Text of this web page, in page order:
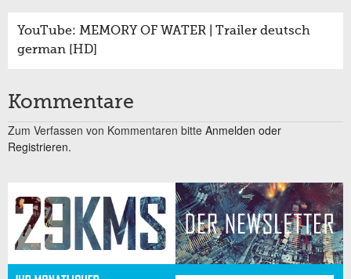
YouTube: MEMORY OF WATER | Trailer deutsch
german [HD]
Kommentare
Zum Verfassen von Kommentaren bitte Anmelden oder
Registrieren.